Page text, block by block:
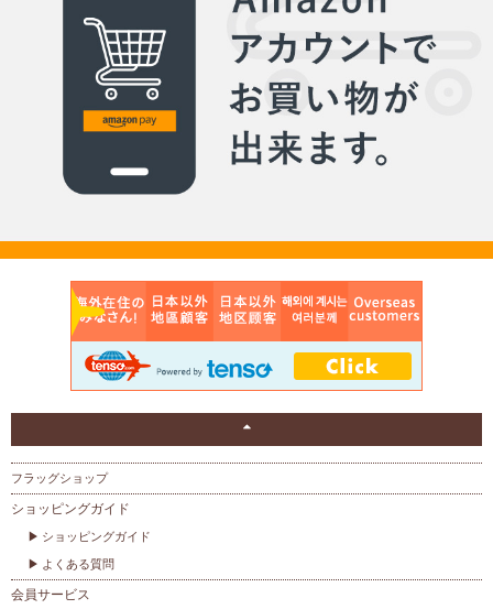
フラッグショップ
ショッピングガイド
ショッピングガイド
よくある質問
会員サービス